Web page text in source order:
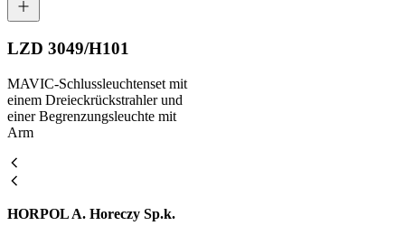
LZD 3049/H101
MAVIC-Schlussleuchtenset mit
einem Dreieckrückstrahler und
einer Begrenzungsleuchte mit
Arm
HORPOL A. Horeczy Sp.k.